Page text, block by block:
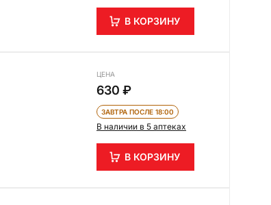
В КОРЗИНУ
ЦЕНА
630 ₽
ЗАВТРА ПОСЛЕ 18:00
В наличии в 5 аптеках
В КОРЗИНУ